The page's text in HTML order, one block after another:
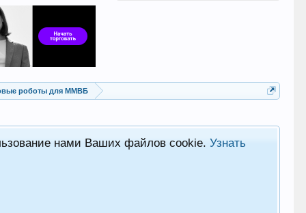
роботы для ММВБ
нами Ваших файлов cookie.Узнать